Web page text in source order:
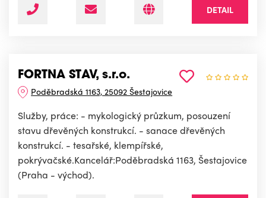
DETAIL
FORTNA STAV, s.r.o.
Poděbradská 1163, 25092 Šestajovice
Služby, práce: - mykologický průzkum, posouzení
stavu dřevěných konstrukcí. - sanace dřevěných
konstrukcí. - tesařské, klempířské,
pokrývačské.Kancelář:Poděbradská 1163, Šestajovice
(Praha - východ).